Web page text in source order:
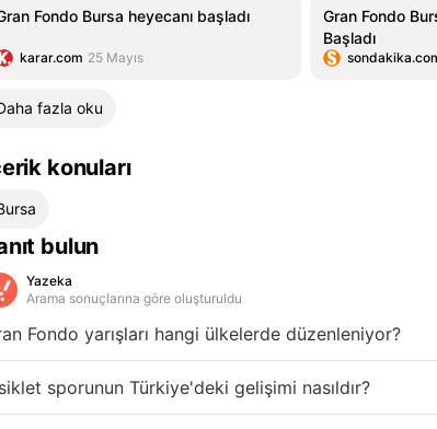
Fondo Bursa heyecanı başladı
karar.com 25 Mayıs
Gran Fondo
Başladı
fazla oku
konuları
bulun
Yazeka
Arama sonuçlarına göre oluşturuldu
Fondo yarışları hangi ülkelerde düzenleniyor?
sporunun Türkiye'deki gelişimi nasıldır?